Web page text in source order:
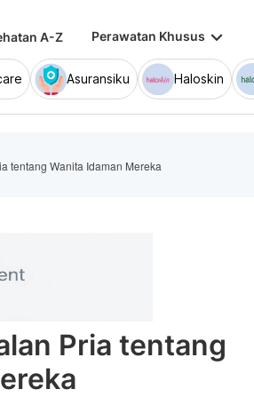
A-Z Perawatan Khusus keyboard_arrow_down
Asuransiku Haloskin
tentang Wanita Idaman Mereka
Pria tentang